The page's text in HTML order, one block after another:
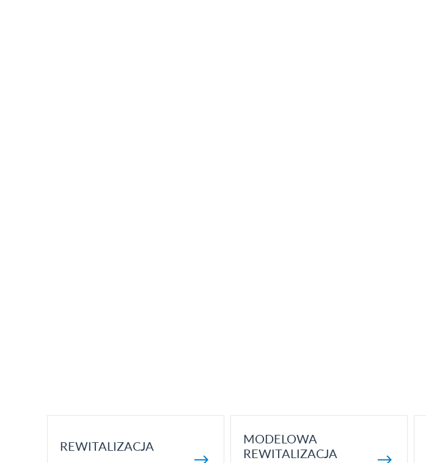
REWITALIZACJA
MODELOWA
REWITALIZACJA